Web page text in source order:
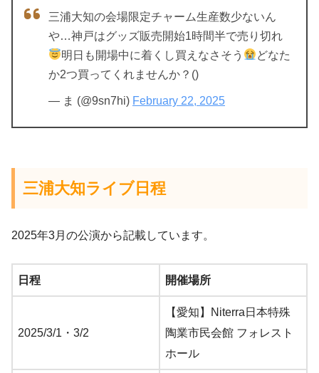
三浦大知の会場限定チャーム生産数少ないん
や…神戸はグッズ販売開始1時間半で売り切れ
明日も開場中に着くし買えなさそう
どなた
か2つ買ってくれませんか？()
— ま (@9sn7hi) February 22, 2025
三浦大知ライブ日程
2025年3月の公演から記載しています。
日程 開催場所
2025/3/1・3/2
【愛知】Niterra⽇本特殊
陶業市⺠会館 フォレスト
ホール